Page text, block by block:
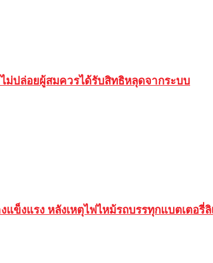
ม่ปล่อยผู้สมควรได้รับสิทธิหลุดจากระบบ
ข็งแรง หลังเหตุไฟไหม้รถบรรทุกแบตเตอรี่ลิ